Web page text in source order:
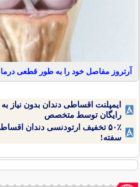
آرتروز مفاصل خود را به طور قطعی
ایمپلنت اقساطی دندان بدون نیاز
رایگان توسط متخصص
۵۰٪ تخفیف ارتودنسی دندان
سفته!